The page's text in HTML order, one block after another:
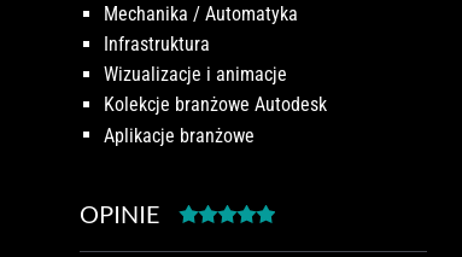
Mechanika / Automatyka
Infrastruktura
Wizualizacje i animacje
Kolekcje branżowe Autodesk
Aplikacje branżowe
OPINIE